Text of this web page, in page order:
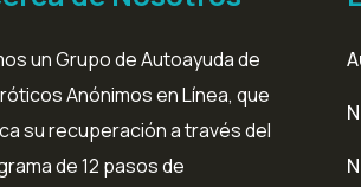
un Grupo de Autoayuda de
Anónimos en Línea, que
su recuperación a través del
de 12 pasos de